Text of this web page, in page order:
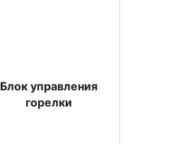
Блок управления
горелки